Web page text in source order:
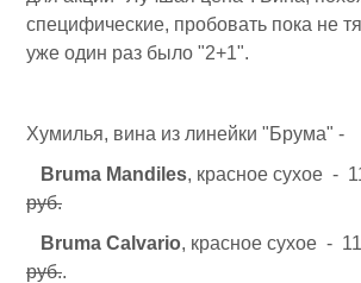
специфические, пробовать пока не
уже один раз было "2+1".
Хумилья, вина из линейки "Брума" -
Bruma Mandiles, красное сухое -
руб.
Bruma Calvario, красное сухое -
руб..